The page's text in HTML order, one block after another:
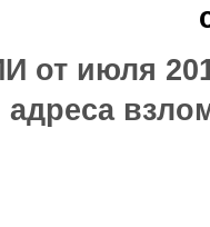
от июля
адреса